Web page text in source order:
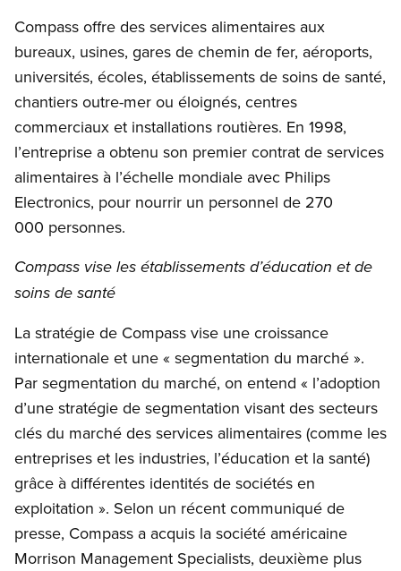
Compass offre des services alimentaires aux
bureaux, usines, gares de chemin de fer, aéroports,
universités, écoles, établissements de soins de santé,
chantiers outre-mer ou éloignés, centres
commerciaux et installations routières. En 1998,
l’entreprise a obtenu son premier contrat de services
alimentaires à l’échelle mondiale avec Philips
Electronics, pour nourrir un personnel de 270
000 personnes.
Compass vise les établissements d’éducation et de
soins de santé
La stratégie de Compass vise une croissance
internationale et une « segmentation du marché ».
Par segmentation du marché, on entend « l’adoption
d’une stratégie de segmentation visant des secteurs
clés du marché des services alimentaires (comme les
entreprises et les industries, l’éducation et la santé)
grâce à différentes identités de sociétés en
exploitation ». Selon un récent communiqué de
presse, Compass a acquis la société américaine
Morrison Management Specialists, deuxième plus